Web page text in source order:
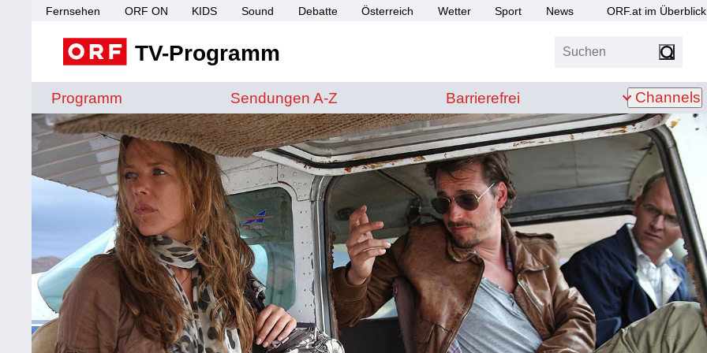
Fernsehen ORF ON KIDS Sound Debatte Österreich Wetter Sport News ORF.at im Überblick
TV-Programm Suchen
Programm Sendungen von A bis Z
Sendungen A-Z Barrierefrei
Barrierefrei Channels